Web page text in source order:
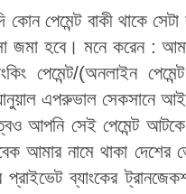
পেমেন্ট বাকী থাকে
জমা হবে। মনে করেন :
পেমেন্ট/(অনলাইন
এপরুভাল সেকসানে
আপনি সেই পেমেন্ট আটকে
আমার নামে থাকা
ব্যাংকের